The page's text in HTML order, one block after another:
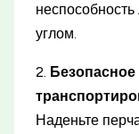
углом.
2.
Наденьте